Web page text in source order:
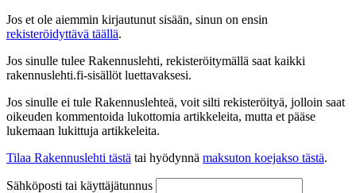
Jos et ole aiemmin kirjautunut sisään, sinun on ensin
rekisteröidyttävä täällä.
Jos sinulle tulee Rakennuslehti, rekisteröitymällä saat kaikki
rakennuslehti.fi-sisällöt luettavaksesi.
Jos sinulle ei tule Rakennuslehteä, voit silti rekisteröityä, jolloin saat
oikeuden kommentoida lukottomia artikkeleita, mutta et pääse
lukemaan lukittuja artikkeleita.
Tilaa Rakennuslehti tästä tai hyödynnä maksuton koejakso tästä.
Sähköposti tai käyttäjätunnus